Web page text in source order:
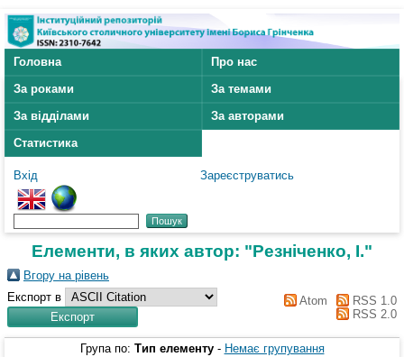
Головна
Про нас
За роками
За темами
За відділами
За авторами
Статистика
Вхід Зареєструватись
Елементи, в яких автор: "Резніченко, І."
Вгору на рівень
Експорт в
Atom
RSS 1.0
RSS 2.0
Група по: Тип елементу - Немає групування